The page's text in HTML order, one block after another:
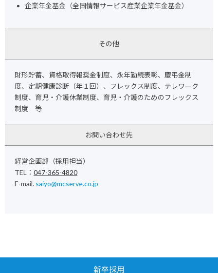
企業年金基金（全国情報サービス産業企業年金基金）
その他
財形貯蓄、資格取得報奨金制度、永年勤続表彰、慶弔金制
度、定期健康診断（年１回）、
フレックス制度、テレワーク
制度、育児・介護休業制度、育児・介護のためのフレックス
制度 等
お問い合わせ先
経営企画部（採用担当）
TEL： 047-365-4820
E-mail. saiyo@mcserve.co.jp
新卒採用